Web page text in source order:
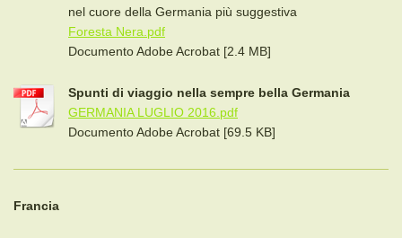
nel cuore della Germania più suggestiva
Foresta Nera.pdf
Documento Adobe Acrobat [2.4 MB]
Spunti di viaggio nella sempre bella Germania
GERMANIA LUGLIO 2016.pdf
Documento Adobe Acrobat [69.5 KB]
Francia